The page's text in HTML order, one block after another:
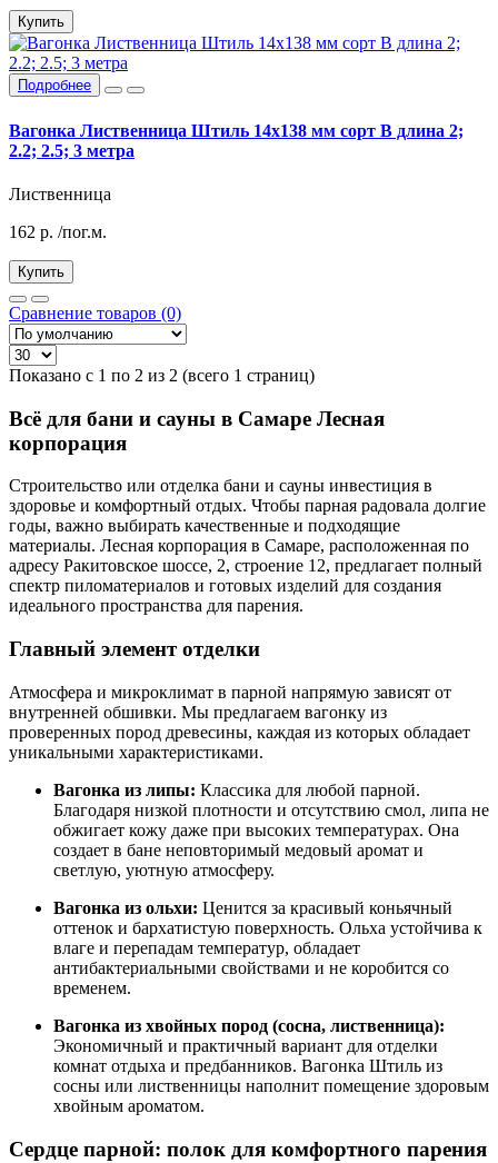
Купить
Подробнее
Вагонка Лиственница Штиль 14х138 мм сорт В длина 2;
2.2; 2.5; 3 метра
Лиственница
162 р. /пог.м.
Купить
Сравнение товаров (0)
Показано с 1 по 2 из 2 (всего 1 страниц)
Всё для бани и сауны в Самаре Лесная
корпорация
Строительство или отделка бани и сауны инвестиция в
здоровье и комфортный отдых. Чтобы парная радовала долгие
годы, важно выбирать качественные и подходящие
материалы. Лесная корпорация в Самаре, расположенная по
адресу Ракитовское шоссе, 2, строение 12, предлагает полный
спектр пиломатериалов и готовых изделий для создания
идеального пространства для парения.
Главный элемент отделки
Атмосфера и микроклимат в парной напрямую зависят от
внутренней обшивки. Мы предлагаем вагонку из
проверенных пород древесины, каждая из которых обладает
уникальными характеристиками.
Вагонка из липы: Классика для любой парной.
Благодаря низкой плотности и отсутствию смол, липа не
обжигает кожу даже при высоких температурах. Она
создает в бане неповторимый медовый аромат и
светлую, уютную атмосферу.
Вагонка из ольхи: Ценится за красивый коньячный
оттенок и бархатистую поверхность. Ольха устойчива к
влаге и перепадам температур, обладает
антибактериальными свойствами и не коробится со
временем.
Вагонка из хвойных пород (сосна, лиственница):
Экономичный и практичный вариант для отделки
комнат отдыха и предбанников. Вагонка Штиль из
сосны или лиственницы наполнит помещение здоровым
хвойным ароматом.
Сердце парной: полок для комфортного парения